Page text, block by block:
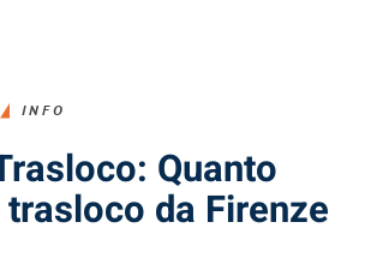
INFO
Quanto
da Firenze